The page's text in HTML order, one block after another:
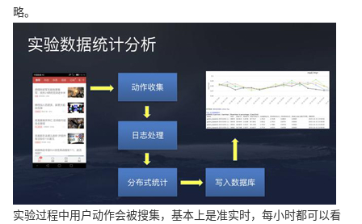
略。
实验过程中用户动作会被搜集，基本上是准实时，每小时都可以看